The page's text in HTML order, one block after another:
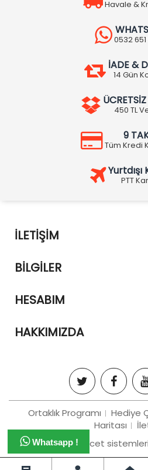
Whatsapp !
Havale &
0532
İADE &
14 Gün
450 TL
9
Tüm Kredi
Yurtdışı
PTT
İLETIŞIM
BILGILER
HESABIM
HAKKIMIZDA
Ortaklık Programı Hediye
Haritası
Bizim e-tiracet sistemleri